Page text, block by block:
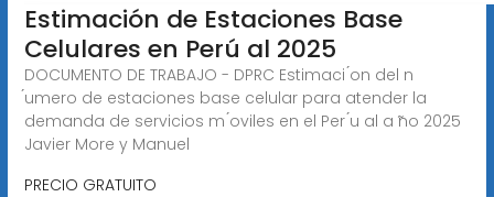
Estimación de Estaciones Base
Celulares en Perú al 2025
DOCUMENTO DE TRABAJO - DPRC Estimaci ́on del n
́umero de estaciones base celular para atender la
demanda de servicios m ́oviles en el Per ́u al a ̃no 2025
Javier More y Manuel
PRECIO GRATUITO